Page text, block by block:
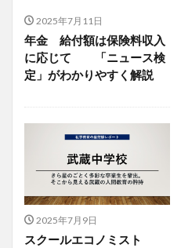
2025年7月11日
年金 給付額は保険料収入
に応じて 「ニュース検
定」がわかりやすく解説
2025年7月9日
スクールエコノミスト